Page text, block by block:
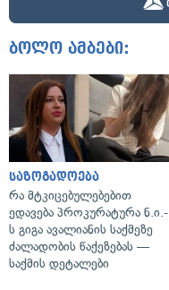
ბოლო ამბები:
საზოგადოება
რა მტკიცებულებებით
ედავება პროკურატურა ნ.ი.-
ს გიგა ავალიანის საქმეზე
ძალადობის წაქეზებას —
საქმის დეტალები